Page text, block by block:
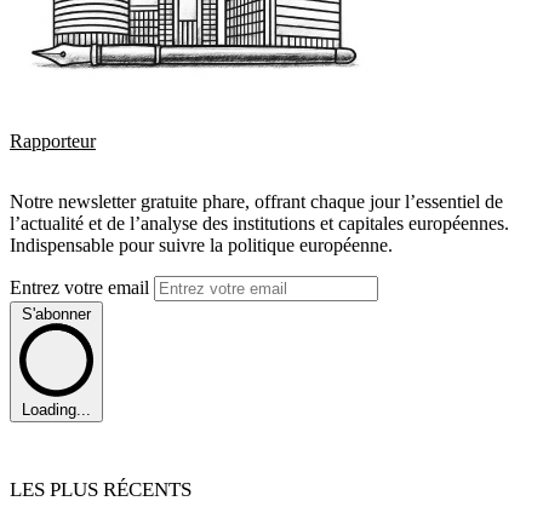
Rapporteur
Notre newsletter gratuite phare, offrant chaque jour l’essentiel de
l’actualité et de l’analyse des institutions et capitales européennes.
Indispensable pour suivre la politique européenne.
Entrez votre email
S'abonner
Loading...
LES PLUS RÉCENTS